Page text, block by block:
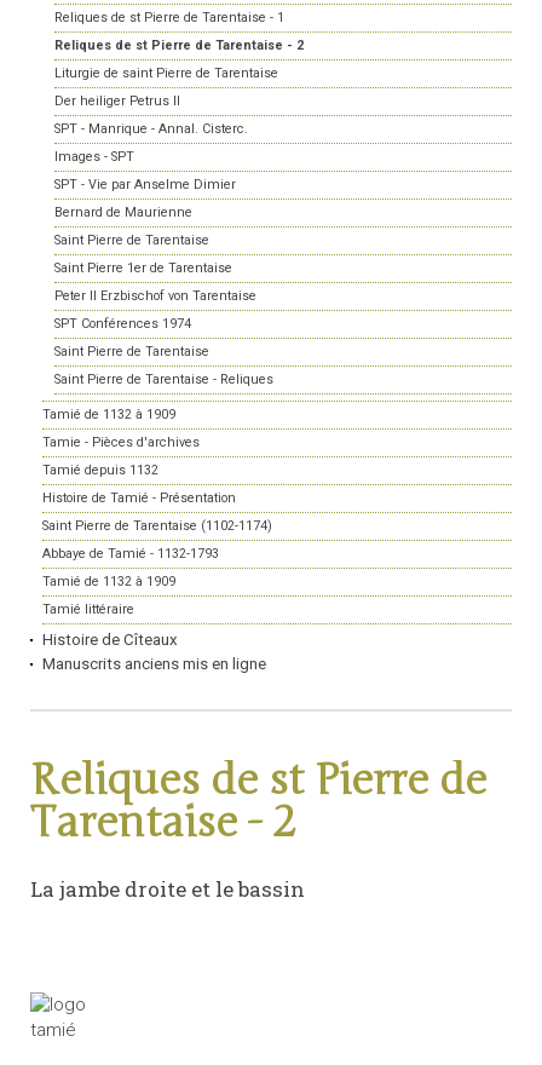
Reliques de st Pierre de Tarentaise - 1
Reliques de st Pierre de Tarentaise - 2
Liturgie de saint Pierre de Tarentaise
Der heiliger Petrus II
SPT - Manrique - Annal. Cisterc.
Images - SPT
SPT - Vie par Anselme Dimier
Bernard de Maurienne
Saint Pierre de Tarentaise
Saint Pierre 1er de Tarentaise
Peter II Erzbischof von Tarentaise
SPT Conférences 1974
Saint Pierre de Tarentaise
Saint Pierre de Tarentaise - Reliques
Tamié de 1132 à 1909
Tamie - Pièces d'archives
Tamié depuis 1132
Histoire de Tamié - Présentation
Saint Pierre de Tarentaise (1102-1174)
Abbaye de Tamié - 1132-1793
Tamié de 1132 à 1909
Tamié littéraire
Histoire de Cîteaux
Manuscrits anciens mis en ligne
Reliques de st Pierre de
Tarentaise - 2
La jambe droite et le bassin